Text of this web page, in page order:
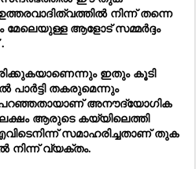
നിന്ന് തന്നെ
ആളോട് സമ്മർദ്ദം
ഇതും കൂടി
പാർട്ടി തകരുമെന്നും
അനൗദ്യോഗിക
ആരുടെ കയ്യിലെത്തി
സമാഹരിച്ചതാണ് തുക
നിന്ന് വ്യക്തം.